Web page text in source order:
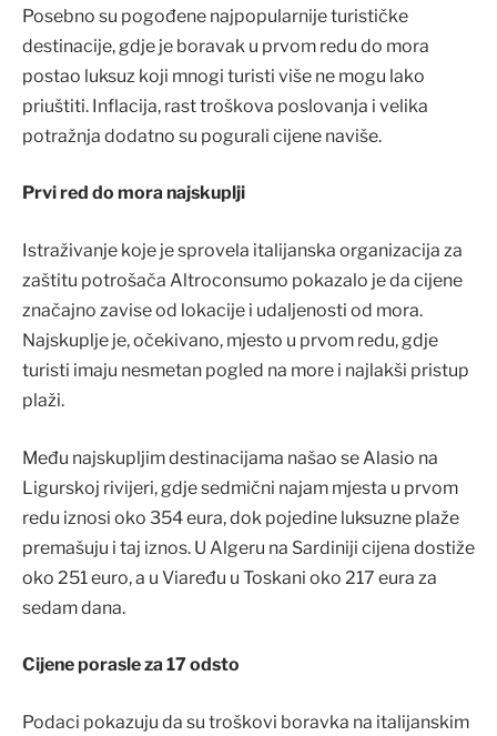
Posebno su pogođene najpopularnije turističke
destinacije, gdje je boravak u prvom redu do mora
postao luksuz koji mnogi turisti više ne mogu lako
priuštiti. Inflacija, rast troškova poslovanja i velika
potražnja dodatno su pogurali cijene naviše.
Prvi red do mora najskuplji
Istraživanje koje je sprovela italijanska organizacija za
zaštitu potrošača Altroconsumo pokazalo je da cijene
značajno zavise od lokacije i udaljenosti od mora.
Najskuplje je, očekivano, mjesto u prvom redu, gdje
turisti imaju nesmetan pogled na more i najlakši pristup
plaži.
Među najskupljim destinacijama našao se Alasio na
Ligurskoj rivijeri, gdje sedmični najam mjesta u prvom
redu iznosi oko 354 eura, dok pojedine luksuzne plaže
premašuju i taj iznos. U Algeru na Sardiniji cijena dostiže
oko 251 euro, a u Viaređu u Toskani oko 217 eura za
sedam dana.
Cijene porasle za 17 odsto
Podaci pokazuju da su troškovi boravka na italijanskim